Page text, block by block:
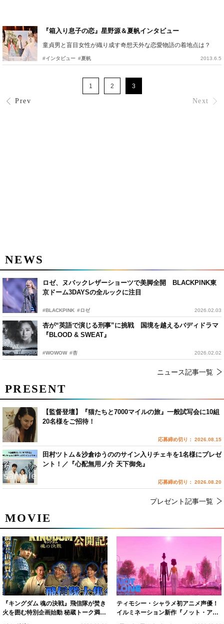
『箱入り息子の恋』星野源＆夏帆インタビュー
童貞男と盲目女性が織り成す奇想天外な恋愛物語の着地点は？
#インタビュー #夏帆 2013.6.5
Prev
1 2 3
Next
NEWS
ロゼ、ヌバックレザーショーツで美脚全開 BLACKPINK東
京ドーム3DAYSの全ルックに注目
#BLACKPINK #ロゼ 2026.02.03
杏が“英語で演じる刑事”に挑戦 国境を越えるバディドラマ
『BLOOD & SWEAT』
#WOWOW #杏 2026.02.02
ニュース記事一覧
MOVIE
『キングダム 魂の決戦』飛信隊が焚き
火を囲む特別企画始動 秘蔵トーク満載
の“キングダムキャンプ”開催
ティモシー・シャラメ初アニメ声優！
イルミネーション新作『ノット・アロ
PRESENT
【監督登壇】『猫たちと7000マイルの旅』一般試写会に10組
20名様をご招待！
応募締め切り： 2026.08.15
田村ツトム＆沙倉ゆうののサイン入りチェキを1名様にプレゼ
ント！／『心配無用ノ介 天下御免』
応募締め切り： 2026.08.20
プレゼント記事一覧